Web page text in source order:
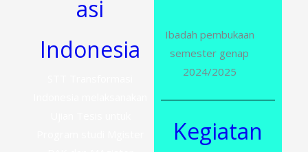
asi
Indonesia
Ibadah pembukaan
semester genap
2024/2025
Kegiatan